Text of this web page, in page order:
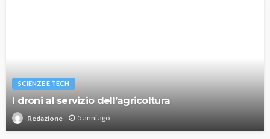
SCIENZE E TECH
I droni al servizio dell’agricoltura
Redazione 5 anni ago